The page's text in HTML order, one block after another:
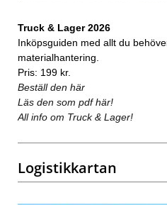
Truck & Lager 2026
Inköpsguiden med allt du
materialhantering.
Pris: 199 kr.
Beställ den här
Läs den som pdf här!
All info om Truck & Lager!
Logistikkartan